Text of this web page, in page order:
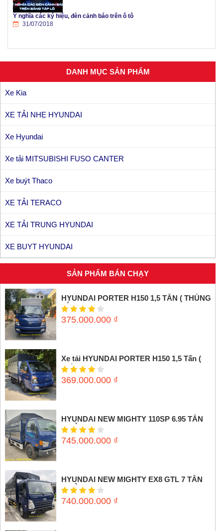
Ý nghĩa các ký hiệu, đèn cảnh báo trên ô tô
31/07/2018
DANH MỤC SẢN PHẨM
Xe Kia
XE TẢI NHẸ HYUNDAI
Xe Hyundai
Xe tải MITSUBISHI FUSO CANTER
Xe buýt Thaco
XE TẢI TERACO
XE TẢI TRUNG HYUNDAI
XE BUYT HYUNDAI
SẢN PHẨM BÁN CHẠY
HYUNDAI PORTER H150 1,5 TẤN ( THÙNG
KÍN INOX)
375.000.000 ₫
Xe tải HYUNDAI PORTER H150 1,5 Tấn (
Thùng mui bạt)
369.000.000 ₫
HYUNDAI NEW MIGHTY 110SP 6.95 TẤN
(THÙNG MUI BẠT)
745.000.000 ₫
HYUNDAI NEW MIGHTY EX8 GTL 7 TẤN
(THÙNG MUI BẠT)
740.000.000 ₫